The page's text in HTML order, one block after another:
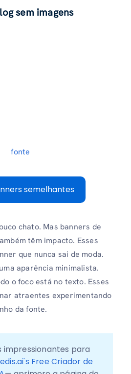
sem imagens
fonte
semelhantes
chato. Mas banners de
têm impacto. Esses
que nunca sai de moda.
aparência minimalista.
o foco está no texto. Esses
atraentes experimentando
da fonte.
impressionantes para
Free Criador de